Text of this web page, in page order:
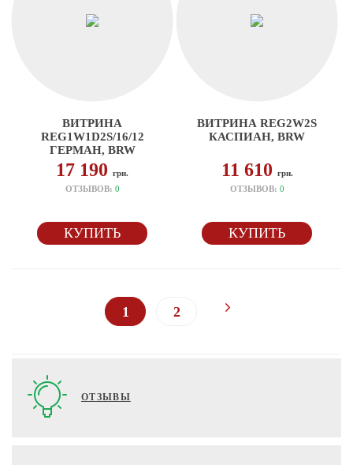
ВИТРИНА
REG1W1D2S/16/12
ГЕРМАН, BRW
17 190грн.
ОТЗЫВОВ: 0
КУПИТЬ
ВИТРИНА REG2W2S
КАСПИАН, BRW
11 610 грн.
ОТЗЫВОВ: 0
КУПИТЬ
1 2
ОТЗЫВЫ